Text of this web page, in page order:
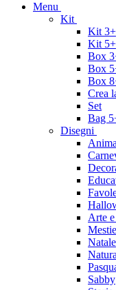
Menu
Kit
Kit 3+
Kit 5+
Box
Box
Box
Crea
Set
Bag
Disegni
Arte
Natale
Natura
Sabby